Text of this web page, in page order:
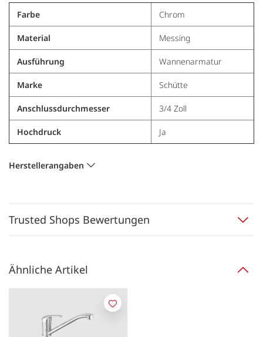
Farbe Chrom
Material Messing
Ausführung Wannenarmatur
Marke Schütte
Anschlussdurchmesser 3/4 Zoll
Hochdruck Ja
Herstellerangaben
Trusted Shops Bewertungen
Ähnliche Artikel
Merken